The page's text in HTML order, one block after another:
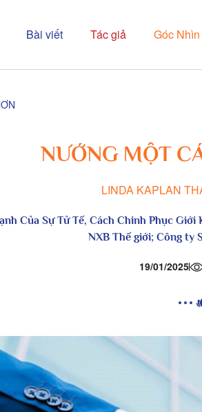
Bài viết Tác giả Góc
NƯỚNG MỘT
LINDA KAPLAN
Của Sự Tử Tế, Cách Chinh Phục Giới
NXB Thế giới; Công ty
19/01/2025